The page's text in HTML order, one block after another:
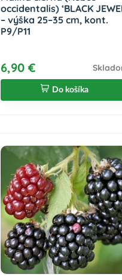
occidentalis) ‘BLACK
– výška 25–35 cm, kont.
P9/P11
6,90 €
Do košíka